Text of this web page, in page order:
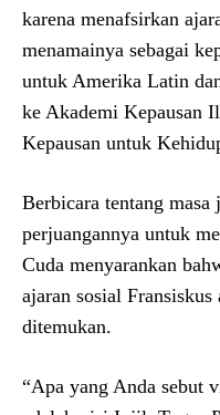
karena menafsirkan
menamainya sebagai
untuk Amerika Latin
ke Akademi Kepausan
Kepausan untuk
Berbicara tentang masa
perjuangannya untuk
Cuda menyarankan
ajaran sosial
ditemukan.
“Apa yang Anda sebut